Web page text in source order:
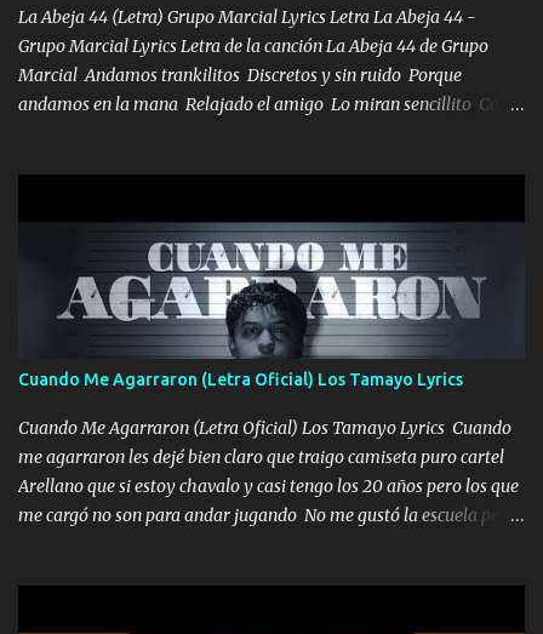
La Abeja 44 (Letra) Grupo Marcial Lyrics Letra La Abeja 44 -
Grupo Marcial Lyrics Letra de la canción La Abeja 44 de Grupo
Marcial Andamos trankilitos Discretos y sin ruido Porque
andamos en la mana Relajado el amigo Lo miran sencillito Con
coronamos Se jala los marciales Y sus guitarras ya van sonando
Un gallardo me prendo Para agarrar el vuelo y la mente y
tranquilizando Tomense un buen trago Y así es como empezamos
los versos que voy cantando (Music) A vido alta y bajas La carreta
se atora Pero nunca le aflojamos Ya me han pasado cosas Y
aunque ustedes no sepan Pero la vida es muy corta Hay que
echarle chingazos Y seguir trabajando porque nada es...
Cuando Me Agarraron (Letra Oficial) Los Tamayo Lyrics
Cuando Me Agarraron (Letra Oficial) Los Tamayo Lyrics Cuando
me agarraron les dejé bien claro que traigo camiseta puro cartel
Arellano que si estoy chavalo y casi tengo los 20 años pero los que
me cargó no son para andar jugando No me gustó la escuela pero